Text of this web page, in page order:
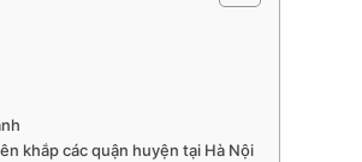
khắp các quận huyện tại Hà Nội